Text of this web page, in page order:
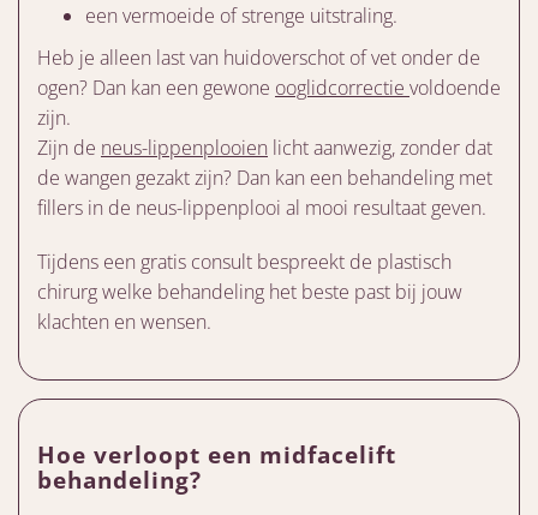
een vermoeide of strenge uitstraling.
Heb je alleen last van huidoverschot of vet onder de
ogen? Dan kan een gewone ooglidcorrectie voldoende
zijn.
Zijn de neus-lippenplooien licht aanwezig, zonder dat
de wangen gezakt zijn? Dan kan een behandeling met
fillers in de neus-lippenplooi al mooi resultaat geven.
Tijdens een gratis consult bespreekt de plastisch
chirurg welke behandeling het beste past bij jouw
klachten en wensen.
Hoe verloopt een midfacelift
behandeling?